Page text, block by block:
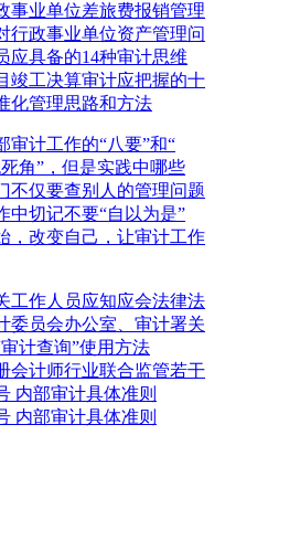
事业单位差旅费报销管理
行政事业单位资产管理问
应具备的14种审计思维
竣工决算审计应把握的十
化管理思路和方法
审计工作的“八要”和“
角”，但是实践中哪些
不仅要查别人的管理问题
中切记不要“自以为是”
，改变自己，让审计工作
工作人员应知应会法律法
委员会办公室、审计署关
计查询”使用方法
会计师行业联合监管若干
内部审计具体准则
内部审计具体准则